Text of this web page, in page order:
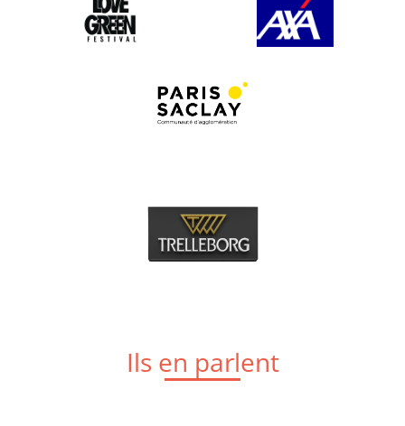
Ils en parlent